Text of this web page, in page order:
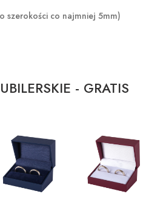
szerokości co najmniej 5mm)
- GRATIS